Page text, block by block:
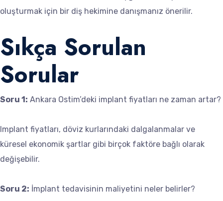
oluşturmak için bir diş hekimine danışmanız önerilir.
Sıkça Sorulan
Sorular
Soru 1: Ankara Ostim’deki implant fiyatları ne zaman artar?
Implant fiyatları, döviz kurlarındaki dalgalanmalar ve
küresel ekonomik şartlar gibi birçok faktöre bağlı olarak
değişebilir.
Soru 2: İmplant tedavisinin maliyetini neler belirler?